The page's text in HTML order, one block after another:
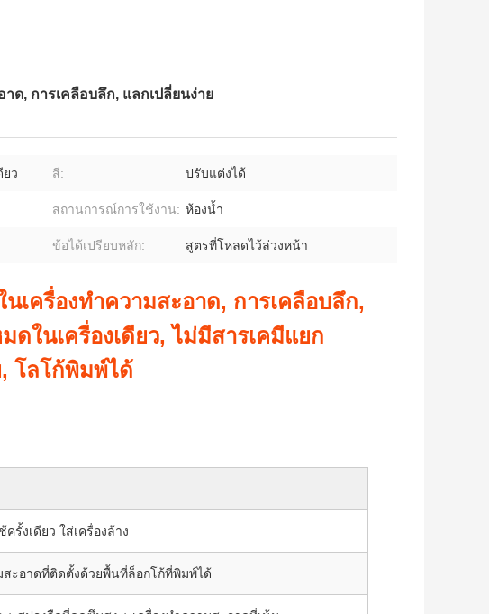
ด, การเคลือบลึก, แลกเปลี่ยนง่าย
ว สี: ปรับแต่งได้
สถานการณ์การใช้งาน: ห้องน้ำ
ข้อได้เปรียบหลัก: สูตรที่โหลดไว้ล่วงหน้า
เครื่องทําความสะอาด, การเคลือบลึก,
ดในเครื่องเดียว, ไม่มีสารเคมีแยก
โลโก้พิมพ์ได้
รั้งเดียว ใส่เครื่องล้าง
สะอาดที่ติดตั้งด้วยพื้นที่ล็อกโก้ที่พิมพ์ได้